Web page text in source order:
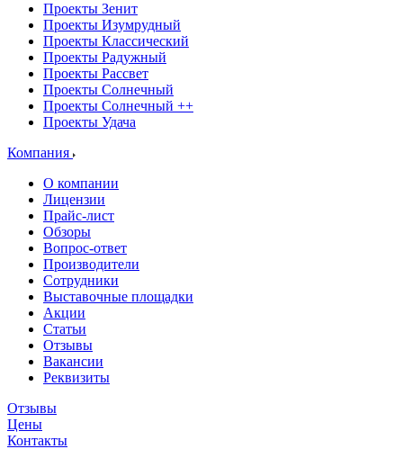
Проекты Зенит
Проекты Изумрудный
Проекты Классический
Проекты Радужный
Проекты Рассвет
Проекты Солнечный
Проекты Солнечный ++
Проекты Удача
Компания
О компании
Лицензии
Прайс-лист
Обзоры
Вопрос-ответ
Производители
Сотрудники
Выставочные площадки
Акции
Статьи
Отзывы
Вакансии
Реквизиты
Отзывы
Цены
Контакты